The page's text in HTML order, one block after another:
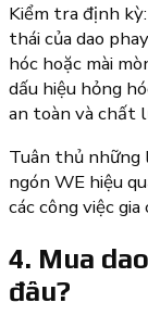
Kiểm tra định
thái của dao
hóc hoặc mài
dấu hiệu hỏng
an toàn và chất
Tuân thủ những
ngón WE hiệu
các công việc
4. Mua
đâu?